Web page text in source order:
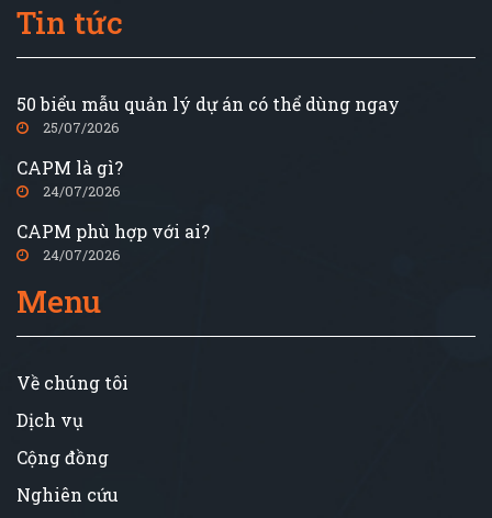
Tin tức
50 biểu mẫu quản lý dự án có thể dùng ngay
25/07/2026
CAPM là gì?
24/07/2026
CAPM phù hợp với ai?
24/07/2026
Menu
Về chúng tôi
Dịch vụ
Cộng đồng
Nghiên cứu